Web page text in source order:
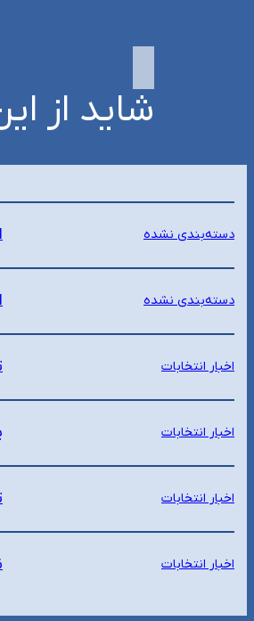
شاید از
دسته‌بندی نشده
دسته‌بندی نشده
اخبار انتخابات
اخبار انتخابات
اخبار انتخابات
اخبار انتخابات